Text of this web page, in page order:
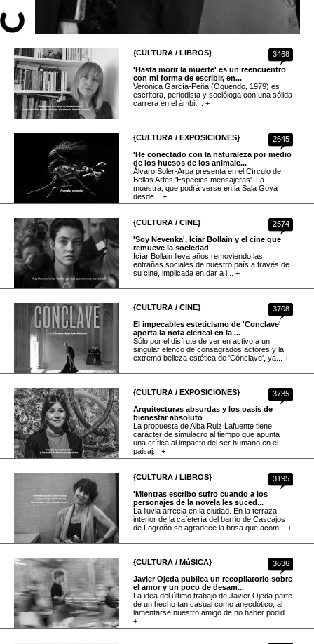
3468
{CULTURA / LIBROS}
'Hasta morir la muerte' es un reencuentro
con mi forma de escribir, en...
Verónica García-Peña (Oquendo, 1979) es
escritora, periodista y socióloga con una sólida
carrera en el ámbit... +
2645
{CULTURA / EXPOSICIONES}
'He conectado con la naturaleza por medio
de los huesos de los animale...
Álvaro Soler-Arpa presenta en el Círculo de
Bellas Artes 'Especies mensajeras'. La
muestra, que podrá verse en la Sala Goya
desde... +
2574
{CULTURA / CINE}
'Soy Nevenka', Iciar Bollain y el cine que
remueve la sociedad
Icíar Bollain lleva años removiendo las
entrañas sociales de nuestro país a través de
su cine, implicada en dar a l... +
3708
{CULTURA / CINE}
El impecables esteticismo de 'Conclave'
aporta la nota clerical en la ...
Sólo por el disfrute de ver en activo a un
singular elenco de consagrados actores y la
extrema belleza estética de 'Cónclave', ya... +
3735
{CULTURA / EXPOSICIONES}
Arquitecturas absurdas y los oasis de
bienestar absoluto
La propuesta de Alba Ruiz Lafuente tiene
carácter de simulacro al tiempo que apunta
una crítica al impacto del ser humano en el
paisaj... +
3195
{CULTURA / LIBROS}
'Mientras escribo sufro cuando a los
personajes de la novela les suced...
La lluvia arrecia en la ciudad. En la terraza
interior de la cafetería del barrio de Cascajos
de Logroño se agradece la brisa que acom... +
3636
{CULTURA / MúSICA}
Javier Ojeda publica un recopilatorio sobre
el amor y un poco de desam...
La idea del último trabajo de Javier Ojeda parte
de un hecho tan casual como anecdótico, al
lamentarse nuestro amigo de no haber podid...
+